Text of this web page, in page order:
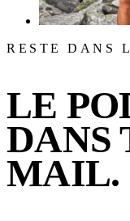
RESTE DANS
LE
DANS
MAIL.